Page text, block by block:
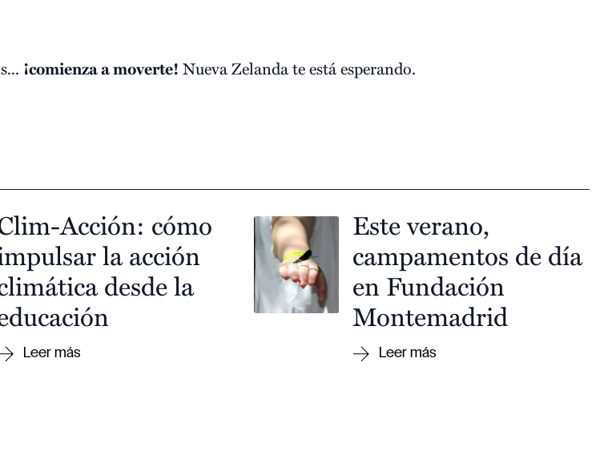
¡comienza a moverte! Nueva Zelanda te está esperando.
Acción: cómo
la acción
desde la
Este verano,
campamentos de día
en Fundación
Montemadrid